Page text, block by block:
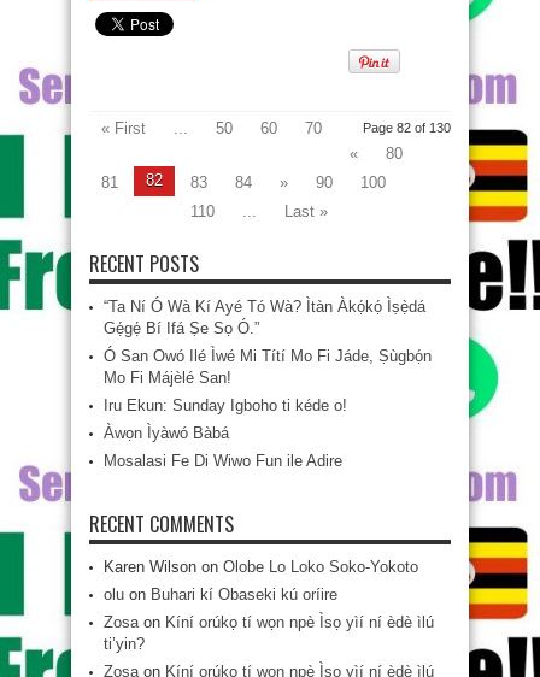
Page 82 of 130
« First ... 50 60
70
«
80
81
82 83 84 » 90
100
110
... Last »
RECENT POSTS
“Ta Ní Ó Wà Kí Ayé Tó Wà? Ìtàn Àkọ́kọ́ Ìṣẹ̀dá
Gẹ́gẹ́ Bí Ifá Ṣe Sọ Ó.”
Ó San Owó Ilé Ìwé Mi Títí Mo Fi Jáde, Ṣùgbọ́n
Mo Fi Májèlé San!
Iru Ekun: Sunday Igboho ti kéde o!
Àwọn Ìyàwó Bàbá
Mosalasi Fe Di Wiwo Fun ile Adire
RECENT COMMENTS
Karen Wilson on Olobe Lo Loko Soko-Yokoto
olu on Buhari kí Obaseki kú oríire
Zosaon Kíní orúkọ tí wọn npè Ìsọ yìí ní èdè ìlú
ti’yin?
Zosaon Kíní orúkọ tí wọn npè Ìsọ yìí ní èdè ìlú